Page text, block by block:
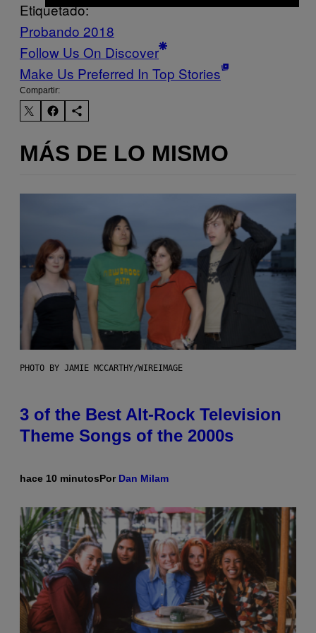
Etiquetado:
Probando 2018
Follow Us On Discover
Make Us Preferred In Top Stories
Compartir:
MÁS DE LO MISMO
PHOTO BY JAMIE MCCARTHY/WIREIMAGE
3 of the Best Alt-Rock Television
Theme Songs of the 2000s
hace 10 minutosPor Dan Milam